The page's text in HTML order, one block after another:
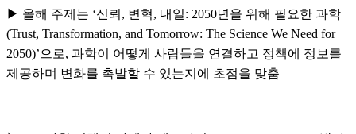
▶ 올해 주제는 ‘신뢰 , 변혁, 내일: 2050년을 위해 필요한 과학
(Trust, Transformation, and Tomorrow: The Science We Need for
2050)’으로, 과학이 어떻게 사람들을 연결하고 정책에 정보를
제공하며 변화를 촉발할 수 있는지에 초점을 맞춤